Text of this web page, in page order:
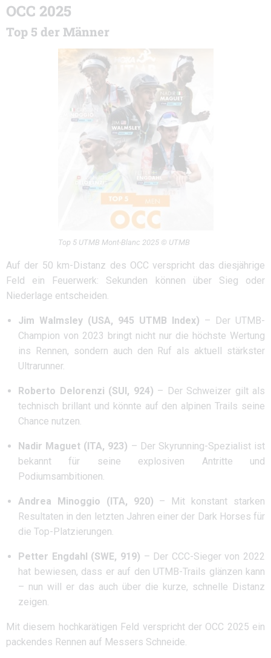
OCC 2025
Top 5 der Männer
Top 5 UTMB Mont-Blanc 2025 © UTMB
Auf der 50 km-Distanz des OCC verspricht das diesjährige
Feld ein Feuerwerk: Sekunden können über Sieg oder
Niederlage entscheiden.
Jim Walmsley (USA, 945 UTMB Index) – Der UTMB-
Champion von 2023 bringt nicht nur die höchste Wertung
ins Rennen, sondern auch den Ruf als aktuell stärkster
Ultrarunner.
Roberto Delorenzi (SUI, 924) – Der Schweizer gilt als
technisch brillant und könnte auf den alpinen Trails seine
Chance nutzen.
Nadir Maguet (ITA, 923) – Der Skyrunning-Spezialist ist
bekannt für seine explosiven Antritte und
Podiumsambitionen.
Andrea Minoggio (ITA, 920) – Mit konstant starken
Resultaten in den letzten Jahren einer der Dark Horses für
die Top-Platzierungen.
Petter Engdahl (SWE, 919) – Der CCC-Sieger von 2022
hat bewiesen, dass er auf den UTMB-Trails glänzen kann
– nun will er das auch über die kurze, schnelle Distanz
zeigen.
Mit diesem hochkarätigen Feld verspricht der OCC 2025 ein
packendes Rennen auf Messers Schneide.